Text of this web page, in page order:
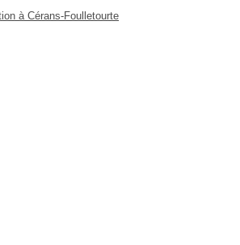
à Cérans-Foulletourte